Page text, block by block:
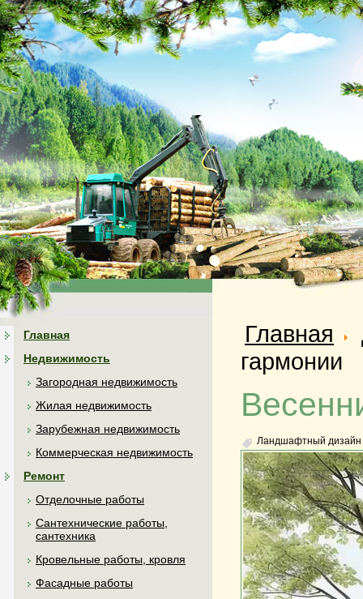
Главная
Недвижимость
Загородная недвижимость
Жилая недвижимость
Зарубежная недвижимость
Коммерческая недвижимость
Ремонт
Отделочные работы
Сантехнические работы,
сантехника
Кровельные работы, кровля
Фасадные работы
Главная
гармонии
Ландшафтный дизайн